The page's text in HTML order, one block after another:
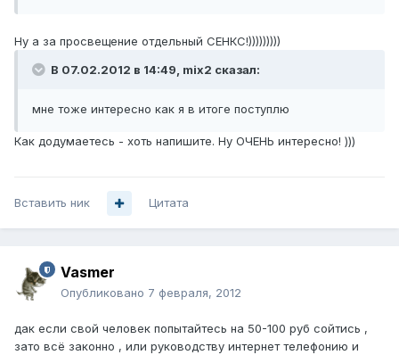
Ну а за просвещение отдельный СЕНКС!)))))))))
В 07.02.2012 в 14:49, mix2 сказал:
мне тоже интересно как я в итоге поступлю
Как додумаетесь - хоть напишите. Ну ОЧЕНЬ интересно! )))
Вставить ник Цитата
Vasmer
Опубликовано 7 февраля, 2012
дак если свой человек попытайтесь на 50-100 руб сойтись ,
зато всё законно , или руководству интернет телефонию и